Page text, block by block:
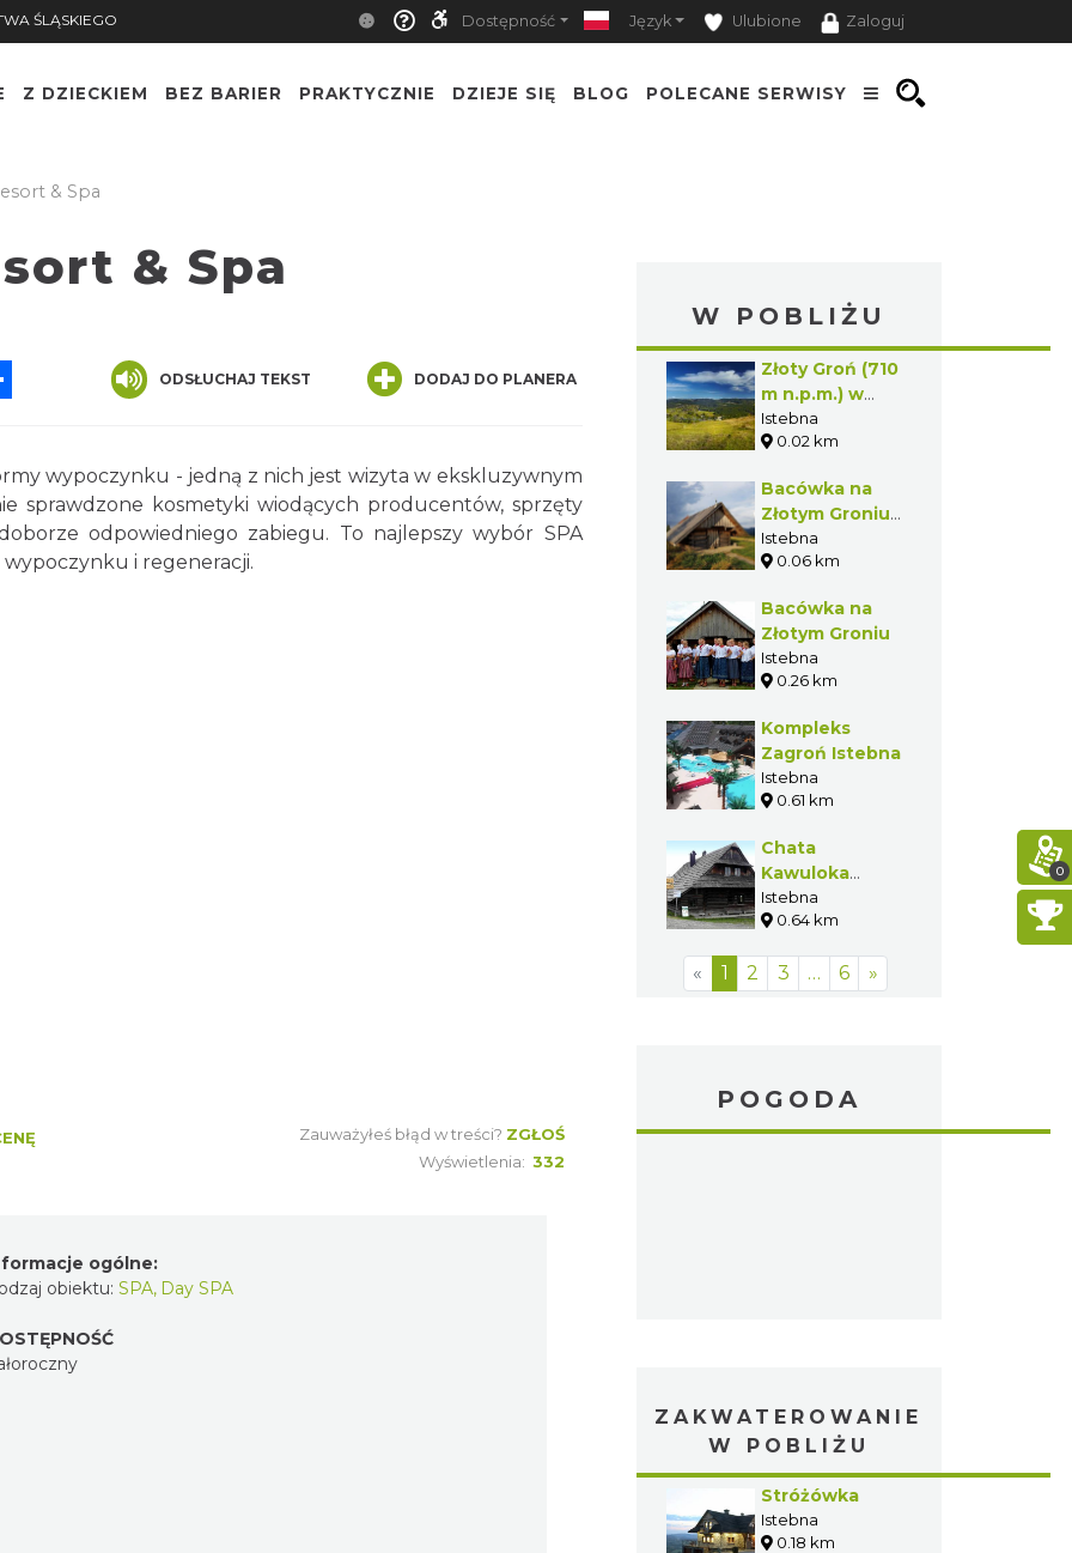
ŚLĄSKIEGO Dostępność Język Ulubione Zaloguj
Z DZIECKIEM BEZ BARIER PRAKTYCZNIE DZIEJE SIĘ BLOG POLECANE SERWISY
& Spa
& Spa
ODSŁUCHAJ TEKST DODAJ DO PLANERA
wypoczynku - jedną z nich jest wizyta w ekskluzywnym
sprawdzone kosmetyki wiodących producentów, sprzęty
odpowiedniego zabiegu. To najlepszy wybór SPA
wypoczynku i regeneracji.
Zauważyłeś błąd w treści? ZGŁOŚ
Wyświetlenia: 332
ogólne:
obiektu: SPA, Day SPA
W POBLIŻU
Złoty Groń (710
m n.p.m.) w
Istebnej
Istebna
0.02 km
Bacówka na
Złotym Groniu
w Istebnej
Istebna
0.06 km
Bacówka na
Złotym Groniu
Istebna
0.26 km
Kompleks
Zagroń Istebna
Istebna
0.61 km
Chata
Kawuloka
(Kurna Chata)
Istebna
0.64 km
« 1 2 3 … 6 »
POGODA
ZAKWATEROWANIE
W POBLIŻU
Stróżówka
Istebna
0.18 km
0